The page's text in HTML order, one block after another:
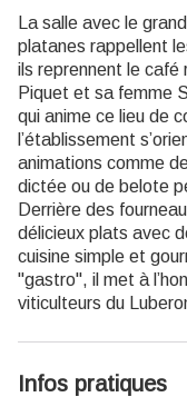
La salle avec le
platanes rappellent
ils reprennent le
Piquet et sa femme
qui anime ce lieu de
l’établissement
animations comme
dictée ou de belote
Derrière des
délicieux plats avec
cuisine simple et
"gastro", il met à
viticulteurs du
Infos pratiques